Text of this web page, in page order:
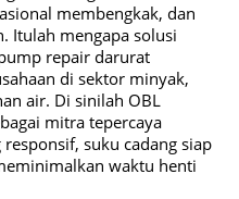
membengkak, dan
Itulah mengapa solusi
repair darurat
di sektor minyak,
air. Di sinilah OBL
mitra tepercaya
suku cadang siap
waktu henti